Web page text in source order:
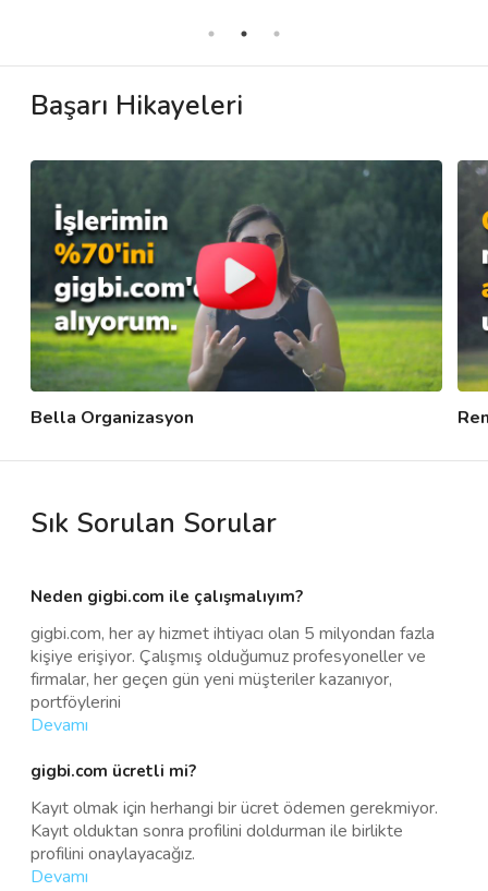
Başarı Hikayeleri
Bella Organizasyon
Sık Sorulan Sorular
Neden gigbi.com ile çalışmalıyım?
gigbi.com, her ay hizmet ihtiyacı olan 5 milyondan fazla
kişiye erişiyor. Çalışmış olduğumuz profesyoneller ve
firmalar, her geçen gün yeni müşteriler kazanıyor,
portföylerini
Devamı
gigbi.com ücretli mi?
Kayıt olmak için herhangi bir ücret ödemen gerekmiyor.
Kayıt olduktan sonra profilini doldurman ile birlikte
profilini onaylayacağız.
Devamı